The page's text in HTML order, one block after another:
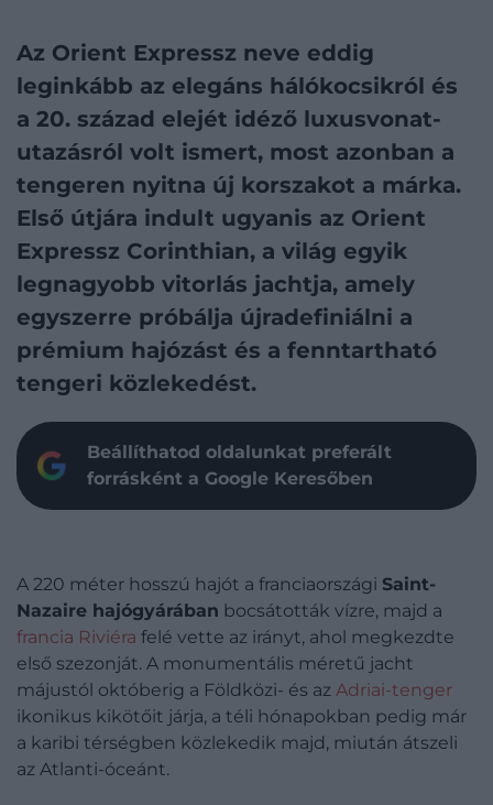
Az Orient Expressz neve eddig
leginkább az elegáns hálókocsikról és
a 20. század elejét idéző luxusvonat-
utazásról volt ismert, most azonban a
tengeren nyitna új korszakot a márka.
Első útjára indult ugyanis az Orient
Expressz Corinthian, a világ egyik
legnagyobb vitorlás jachtja, amely
egyszerre próbálja újradefiniálni a
prémium hajózást és a fenntartható
tengeri közlekedést.
Beállíthatod oldalunkat preferált
forrásként a Google Keresőben
A 220 méter hosszú hajót a franciaországi Saint-
Nazaire hajógyárában bocsátották vízre, majd a
francia Riviéra felé vette az irányt, ahol megkezdte
első szezonját. A monumentális méretű jacht
májustól októberig a Földközi- és az Adriai-tenger
ikonikus kikötőit járja, a téli hónapokban pedig már
a karibi térségben közlekedik majd, miután átszeli
az Atlanti-óceánt.